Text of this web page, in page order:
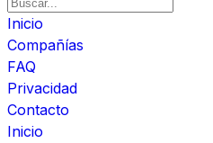
Inicio
Compañías
FAQ
Privacidad
Contacto
Inicio